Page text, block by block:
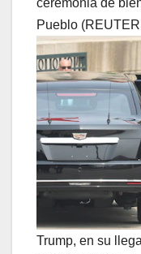
ceremonia de
Pueblo
Trump, en su